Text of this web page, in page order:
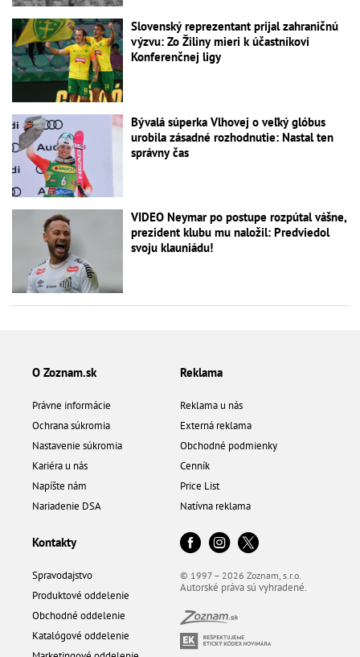
Slovenský reprezentant prijal zahraničnú
výzvu: Zo Žiliny mieri k účastníkovi
Konferenčnej ligy
Bývalá súperka Vlhovej o veľký glóbus
urobila zásadné rozhodnutie: Nastal ten
správny čas
VIDEO Neymar po postupe rozpútal vášne,
prezident klubu mu naložil: Predviedol
svoju klauniádu!
O Zoznam.sk
Právne informácie
Ochrana súkromia
Nastavenie súkromia
Kariéra u nás
Napíšte nám
Nariadenie DSA
Reklama
Reklama u nás
Externá reklama
Obchodné podmienky
Cenník
Price List
Natívna reklama
Kontakty
Spravodajstvo
Produktové oddelenie
Obchodné oddelenie
Katalógové oddelenie
© 1997 – 2026 Zoznam, s.r.o.
Autorské práva sú vyhradené.